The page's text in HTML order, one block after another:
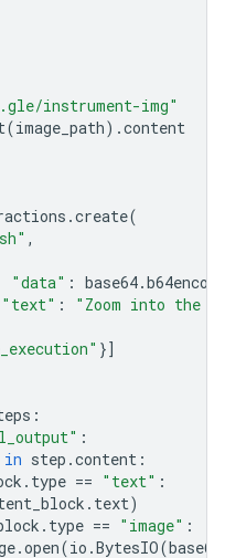
instrument-img"
(image_path) .content
.create(
,
"data" : base64.b64encode
"text" :
"Zoom into the
}]
:
:
in step .content :
. type == "text" :
. text)
. type == "image" :
.open(io .BytesIO(base64